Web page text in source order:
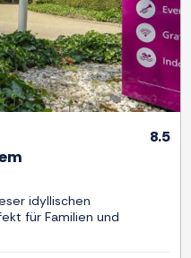
8.5
idyllischen
für Familien und